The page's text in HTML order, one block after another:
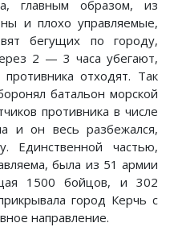
главным образом, из
и плохо управляемые,
бегущих по городу,
2 — 3 часа убегают,
отходят. Так
батальон морской
противника в числе
и он весь разбежался,
Единственной частью,
была из 51 армии
1500 бойцов, и 302
город Керчь с
направление.